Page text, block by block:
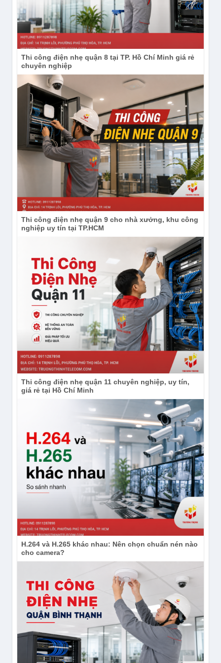
Camera Ezviz CS-H8c-R200-1J5WKFL ống kính F1.6 có
DWR
Camera Ezviz CS-H8c-R200-1J5WKFL cho góc nhìn
108° với ống kính 4mm F1.6, giúp bao quát rộng
cổng, sân trước, bãi đỗ xe và cho hình ảnh sáng rõ
hơn khi lắp ngoài trời. Model này xử lý tốt tình huống
ngược sáng nhờ DWDR, đồng thời giữ hình đêm
Camera Ezviz CS-H8c-R200-1J5WKFL quay 350
Camera Ezviz CS-H8c-R200-1J5WKFL quay 350 độ
Camera Ezviz CS-H8c-R200-1J5WKFL quay quét
350° ngang + 80° dọc, giúp bao phủ gần như toàn bộ
khu vực ngoài trời chỉ với một camera và giữ hình ổn
định khi chuyển nhanh giữa vùng sáng–tối. Như vậy,
sẽ lưu được 12 điểm preset và tự tuần tra theo chu
kỳ, phù hợp giám sát các khu vực rộng cần theo dõi
nhiều góc như cổng, sân, bãi xe, kho xưởng.
Camera Ezviz CS-H8c-R200-1J5WKFL có AI
Thi công điện nhẹ quận 8 tại TP. Hồ Chí Minh giá rẻ
chuyên nghiệp
Thi công điện nhẹ quận 9 cho nhà xưởng, khu công
nghiệp uy tín tại TP.HCM
Thi công điện nhẹ quận 11 chuyên nghiệp, uy tín,
giá rẻ tại Hồ Chí Minh
H.264 và H.265 khác nhau: Nên chọn chuẩn nén nào
cho camera?